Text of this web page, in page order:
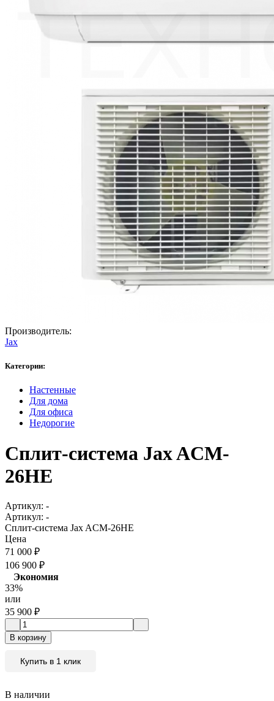
Производитель:
Jax
Категории:
Настенные
Для дома
Для офиса
Недорогие
Сплит-система Jax ACM-
26HE
Артикул: -
Артикул: -
Сплит-система Jax ACM-26HE
Цена
71 000 ₽
106 900 ₽
Экономия
33%
или
35 900 ₽
В корзину
Купить в 1 клик
В наличии